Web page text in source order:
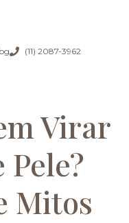
(11) 2087-3962
Virar
Mitos